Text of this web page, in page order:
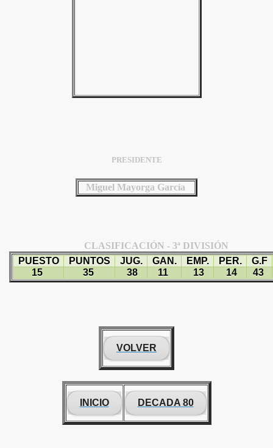
PRESIDENTE
Miguel Mayorga García
CLASIFICACIÓN - 3ª DIVISIÓN
PUESTO
PUNTOS JUG. GAN. EMP. PER.
G.F
15
35 38 11 13 14 43
VOLVER
INICIO DECADA 80